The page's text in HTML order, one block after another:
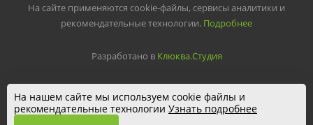
На сайте применяются cookie-файлы, сервисы аналитики и
рекомендательные технологии. Подробнее
Разработано в Клюква.Студия
На нашем сайте мы используем cookie файлы и
рекомендательные технологии Узнать подробнее